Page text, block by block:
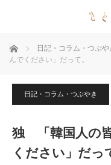
ホーム 日記・コラム・つぶや
んでください」だって。
日記・コラム・つぶやき
独 「韓国人の
ください」だっ